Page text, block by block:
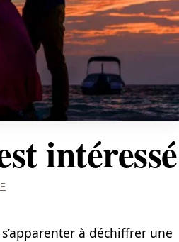
intéressé
à déchiffrer une